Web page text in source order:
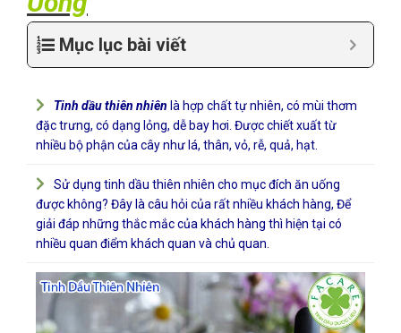
Mục lục bài viết
Tinh dầu thiên nhiên là hợp chất tự nhiên, có mùi thơm
đặc trưng, có dạng lỏng, dễ bay hơi. Được chiết xuất từ
nhiều bộ phận của cây như lá, thân, vỏ, rễ, quả, hạt.
Sử dụng tinh dầu thiên nhiên cho mục đích ăn uống
được không? Đây là câu hỏi của rất nhiều khách hàng, Để
giải đáp những thắc mắc của khách hàng thì hiện tại có
nhiều quan điểm khách quan và chủ quan.